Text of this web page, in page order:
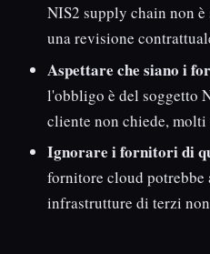
NIS2 supply chain non
una revisione
Aspettare che siano i
l'obbligo è del soggetto
cliente non chiede,
Ignorare i fornitori di
fornitore cloud potrebbe
infrastrutture di terzi